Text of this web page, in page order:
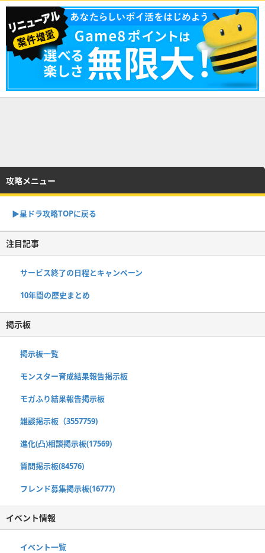
攻略メニュー
▶︎星ドラ攻略TOPに戻る
注目記事
サービス終了の日程とキャンペーン
10年間の歴史まとめ
掲示板
掲示板一覧
モンスター育成結果報告掲示板
モガふり結果報告掲示板
雑談掲示板（3557759)
進化(凸)相談掲示板(17569)
質問掲示板(84576)
フレンド募集掲示板(16777)
イベント情報
イベント一覧